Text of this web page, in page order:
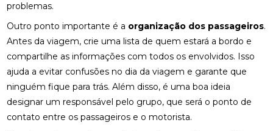
problemas.
Outro ponto importante é a organização dos passageiros.
Antes da viagem, crie uma lista de quem estará a bordo e
compartilhe as informações com todos os envolvidos. Isso
ajuda a evitar confusões no dia da viagem e garante que
ninguém fique para trás. Além disso, é uma boa ideia
designar um responsável pelo grupo, que será o ponto de
contato entre os passageiros e o motorista.